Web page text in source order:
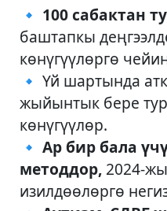
🔹 100 сабактан
баштапкы
көнүгүүлөргө
🔹 Үй шартында
жыйынтык бере
көнүгүүлөр.
🔹 Ар бир бала
методдор, 2024-
изилдөөлөргө